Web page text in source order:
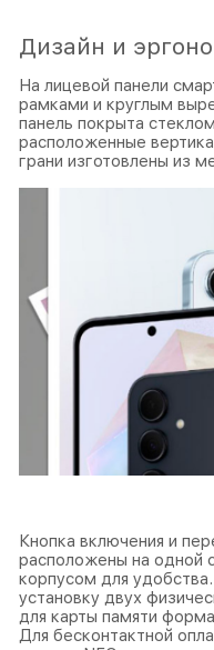
Дизайн и
На лицевой панели
рамками и круглым
панель покрыта
расположенные
грани изготовлены из
Кнопка включения и
расположены на одной
корпусом для
установку двух
для карты памяти
Для бесконтактной